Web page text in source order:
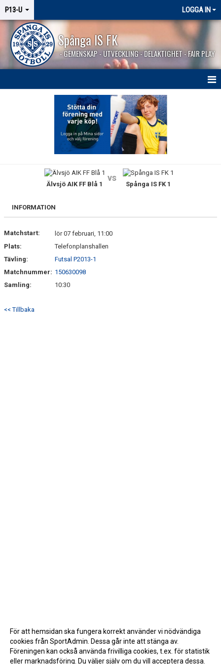
P13-U LOGGA IN
Spånga IS FK
- GEMENSKAP - UTVECKLING - DELAKTIGHET - FAIR PLAY
BILDGALLERI
KONTAKT
Älvsjö AIK FF Blå 1
vs
Spånga IS FK 1
INFORMATION
Matchstart:
lör 07 februari, 11:00
Plats:
Telefonplanshallen
Tävling:
Futsal P2013-1
Matchnummer: 150630098
Samling:
10:30
<< Tillbaka
För att hemsidan ska fungera korrekt använder vi nödvändiga
cookies från SportAdmin. Dessa går inte att stänga av.
Föreningen kan också använda frivilliga cookies, t.ex. för statistik
eller marknadsföring. Du väljer själv om du vill acceptera dessa.